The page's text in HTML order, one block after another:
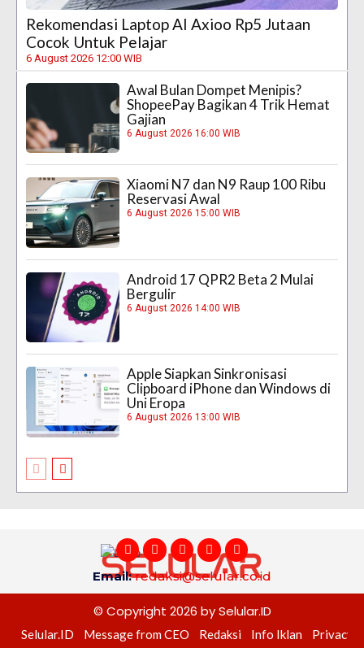
Rekomendasi Laptop AI Axioo Rp5 Jutaan
Cocok Untuk Pelajar
6 August 2026 12:00 WIB
Awal Bulan Dompet Menipis?
ShopeePay Bagikan 4 Trik Hemat
Gajian
6 August 2026 16:00 WIB
Xiaomi N7 dan N9 Raup 100 Ribu
Reservasi Awal
6 August 2026 15:00 WIB
Android 17 QPR2 Beta 2 Mulai
Bergulir
6 August 2026 14:00 WIB
Apple Siapkan Sinkronisasi
Clipboard iPhone dan Windows di
Uni Eropa
6 August 2026 13:00 WIB
Email:redaksi@selular.co.id
© Copyright 2026 by Selular.ID
Selular.ID Message from CEO Redaksi Info Iklan Privacy